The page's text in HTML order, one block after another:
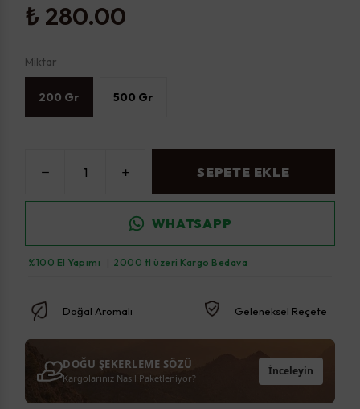
₺ 280.00
Miktar
200 Gr 500 Gr
SEPETE EKLE
WHATSAPP
%100 El Yapımı 2000 tl üzeri Kargo Bedava
Doğal Aromalı Geleneksel Reçete
DOĞU ŞEKERLEME SÖZÜ
Kargolarınız Nasıl Paketleniyor? İnceleyin